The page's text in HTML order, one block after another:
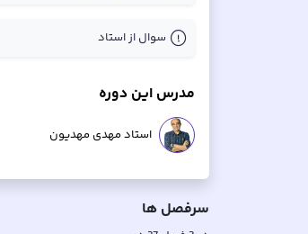
سوال از استاد
مدرس این دوره
استاد مهدی مهدیون
سرفصل ها